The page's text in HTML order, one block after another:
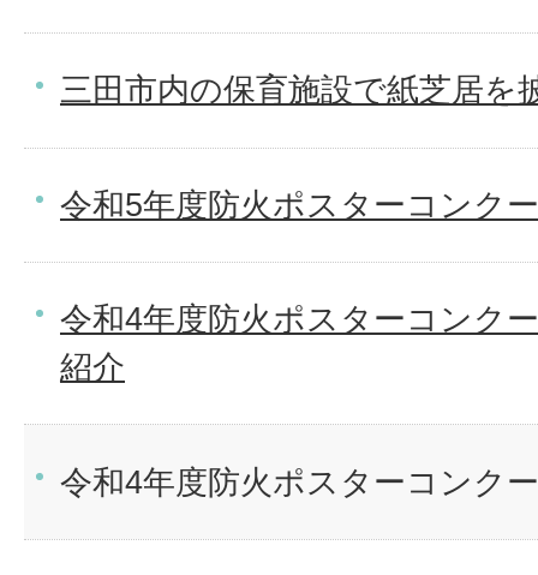
三田市内の保育施設で紙芝居を
令和5年度防火ポスターコンク
令和4年度防火ポスターコンク
紹介
令和4年度防火ポスターコンク